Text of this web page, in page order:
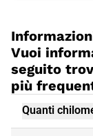
Vuoi
seguito
più
Quanti